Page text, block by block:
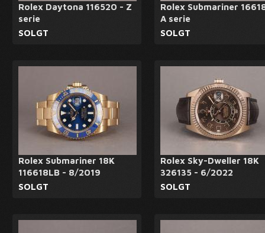
Rolex Daytona 116520 - Z
serie
SOLGT
Rolex Submariner
A serie
SOLGT
Rolex Submariner 18K
116618LB - 8/2019
SOLGT
Rolex Sky-Dweller 18K
326135 - 6/2022
SOLGT